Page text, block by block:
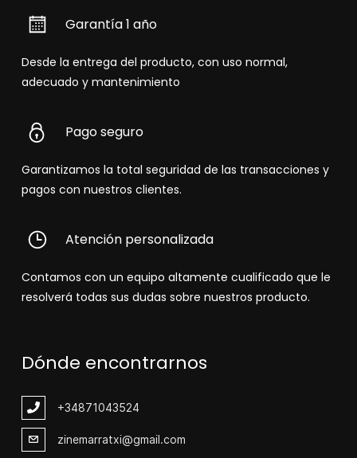
Garantía 1 año
Desde la entrega del producto, con uso normal,
adecuado y mantenimiento
Pago seguro
Garantizamos la total seguridad de las transacciones y
pagos con nuestros clientes.
Atención personalizada
Contamos con un equipo altamente cualificado que le
resolverá todas sus dudas sobre nuestros producto.
Dónde encontrarnos
+34871043524
zinemarratxi@gmail.com